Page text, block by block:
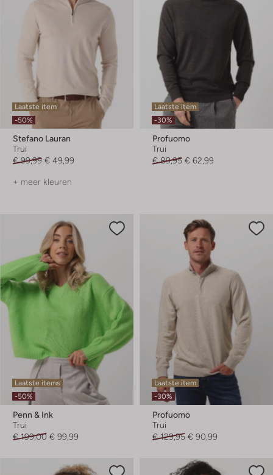
Laatste item
-50%
Stefano Lauran
Trui
€ 99,99 € 49,99
+ meer kleuren
Laatste item
-30%
Profuomo
Trui
€ 89,95 € 62,99
Laatste items
-50%
Penn & Ink
Trui
€ 199,00 € 99,99
Laatste item
-30%
Profuomo
Trui
€ 129,95 € 90,99